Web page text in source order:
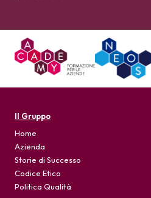
Il Gruppo
Home
Azienda
Storie di Successo
Codice Etico
Politica Qualità